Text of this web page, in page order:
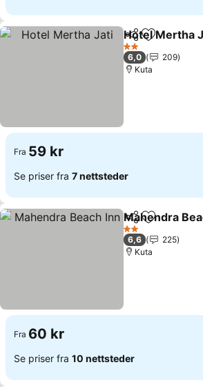
Del Legg til i
Hotel Mertha
2 Stjerner
6,0
209
Kuta
Fra 59 kr
Se priser fra 7 nettsteder
Del Legg til i
Mahendra
2 Stjerner
6,6
225
Kuta
Fra 60 kr
Se priser fra 10 nettsteder